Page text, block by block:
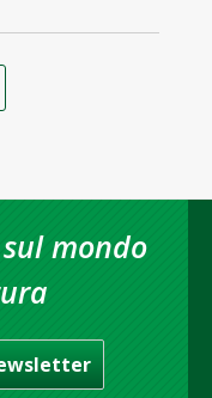
mondo